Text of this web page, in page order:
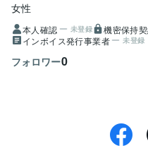
女性
本人確認 未登録 機密保持
インボイス発行事業者 未登録
フォロワー0